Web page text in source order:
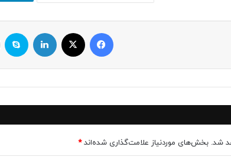
فیسبوک ایکس لینکداین
شد. بخش‌های موردنیاز علامت‌گذاری شده‌اند*